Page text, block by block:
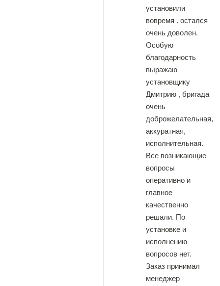
установили
вовремя . остался
очень доволен.
Особую
благодарность
выражаю
установщику
Дмитрию , бригада
очень
доброжелательная,
аккуратная,
исполнительная.
Все возникающие
вопросы
оперативно и
главное
качественно
решали. По
установке и
исполнению
вопросов нет.
Заказ принимал
менеджер